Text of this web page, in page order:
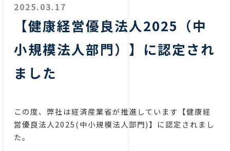
2025.03.17
【健康経営優良法人2025（中
小規模法人部門）】に認定され
ました
この度、弊社は経済産業省が推進しています【健康経
営優良法人2025(中小規模法人部門)】に認定されまし
た。